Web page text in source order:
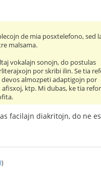
de mia posxtelefono, sed
malsama.
vokalajn sonojn, do postulas
por skribi ilin. Se tia
devos almozpeti adaptigojn por
ktp. Mi dubas, ke tia
facilajn diakritojn, do ne
)